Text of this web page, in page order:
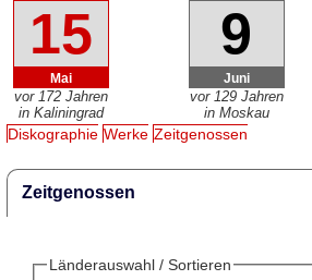
15
Mai
vor 172 Jahren
in Kaliningrad
9
Juni
vor 129 Jahren
in Moskau
Diskographie Werke Zeitgenossen
Zeitgenossen
Länderauswahl / Sortieren